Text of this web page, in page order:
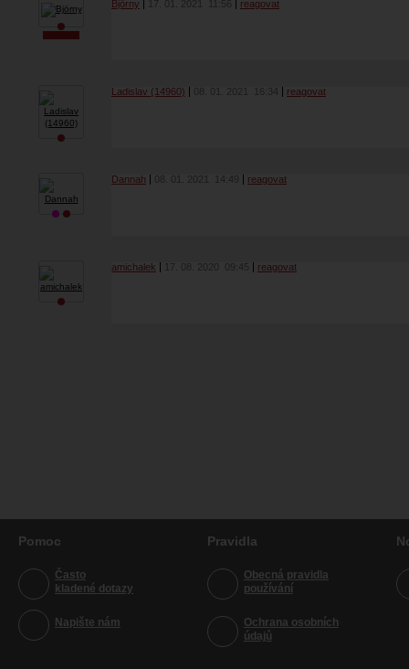
Björny 17. 01. 2021 11:56 reagovat
Ladislav (14960) 16:34 reagovat
Dannah 14:49 reagovat
amichalek 17. 08. 2020 09:45 reagovat
Pomoc
Často
kladené dotazy
Napište nám
Pravidla
Obecná pravidla
používání
Ochrana osobních
údajů